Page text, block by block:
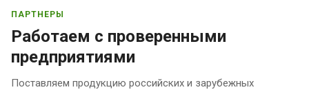
ПАРТНЕРЫ
Работаем с проверенными
предприятиями
Поставляем продукцию российских и зарубежных